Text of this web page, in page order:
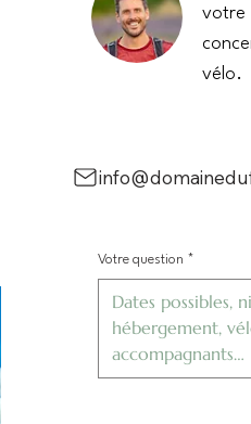
votre
vélo.
Votre question *